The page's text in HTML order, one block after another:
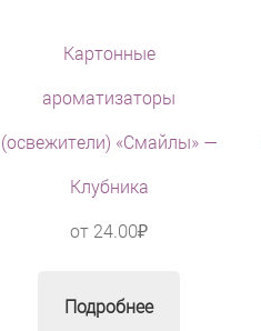
Картонные
ароматизаторы
(освежители) «Смайлы» —
Клубника
от 24.00₽
Подробнее